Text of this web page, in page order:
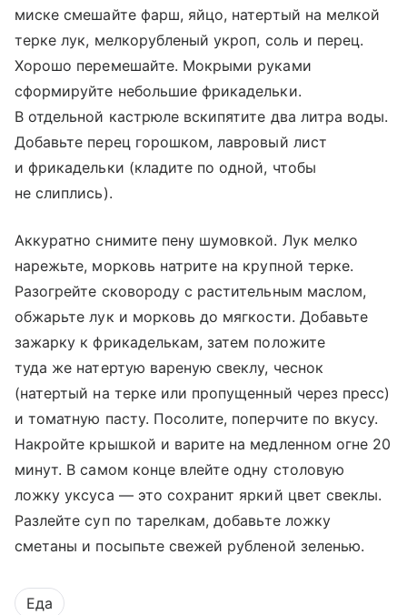
миске смешайте фарш, яйцо, натертый на мелкой
терке лук, мелкорубленый укроп, соль и перец.
Хорошо перемешайте. Мокрыми руками
сформируйте небольшие фрикадельки.
В отдельной кастрюле вскипятите два литра воды.
Добавьте перец горошком, лавровый лист
и фрикадельки (кладите по одной, чтобы
не слиплись).
Аккуратно снимите пену шумовкой. Лук мелко
нарежьте, морковь натрите на крупной терке.
Разогрейте сковороду с растительным маслом,
обжарьте лук и морковь до мягкости. Добавьте
зажарку к фрикаделькам, затем положите
туда же натертую вареную свеклу, чеснок
(натертый на терке или пропущенный через пресс)
и томатную пасту. Посолите, поперчите по вкусу.
Накройте крышкой и варите на медленном огне 20
минут. В самом конце влейте одну столовую
ложку уксуса — это сохранит яркий цвет свеклы.
Разлейте суп по тарелкам, добавьте ложку
сметаны и посыпьте свежей рубленой зеленью.
Еда